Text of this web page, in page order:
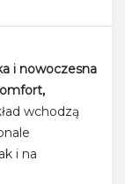
i nowoczesna
wchodzą
i na